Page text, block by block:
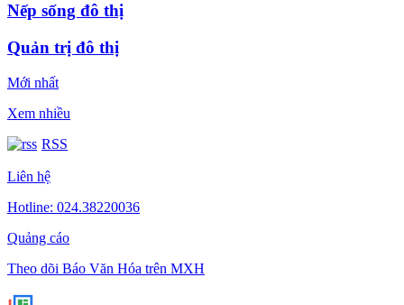
Nếp sống đô thị
Quản trị đô thị
Mới nhất
Xem nhiều
RSS
Liên hệ
Hotline: 024.38220036
Quảng cáo
Theo dõi Báo Văn Hóa trên MXH